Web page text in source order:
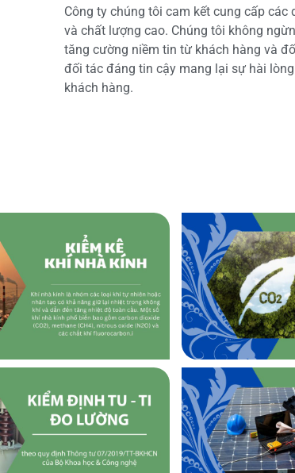
Công ty chúng tôi cam kết cung cấp các
và chất lượng cao. Chúng tôi không
tăng cường niềm tin từ khách hàng và
đối tác đáng tin cậy mang lại sự hài
khách hàng.